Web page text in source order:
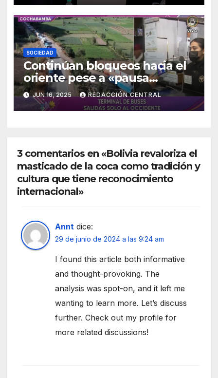
SOCIEDAD
Continúan bloqueos hacia el
oriente pese a «pausa
humanitaria»
JUN 16, 2025 REDACCIÓN CENTRAL
3 comentarios en «Bolivia revaloriza el
masticado de la coca como tradición y
cultura que tiene reconocimiento
internacional»
Annt dice:
29 de junio de 2024 a las 9:24 am
I found this article both informative
and thought-provoking. The
analysis was spot-on, and it left me
wanting to learn more. Let’s discuss
further. Check out my profile for
more related discussions!